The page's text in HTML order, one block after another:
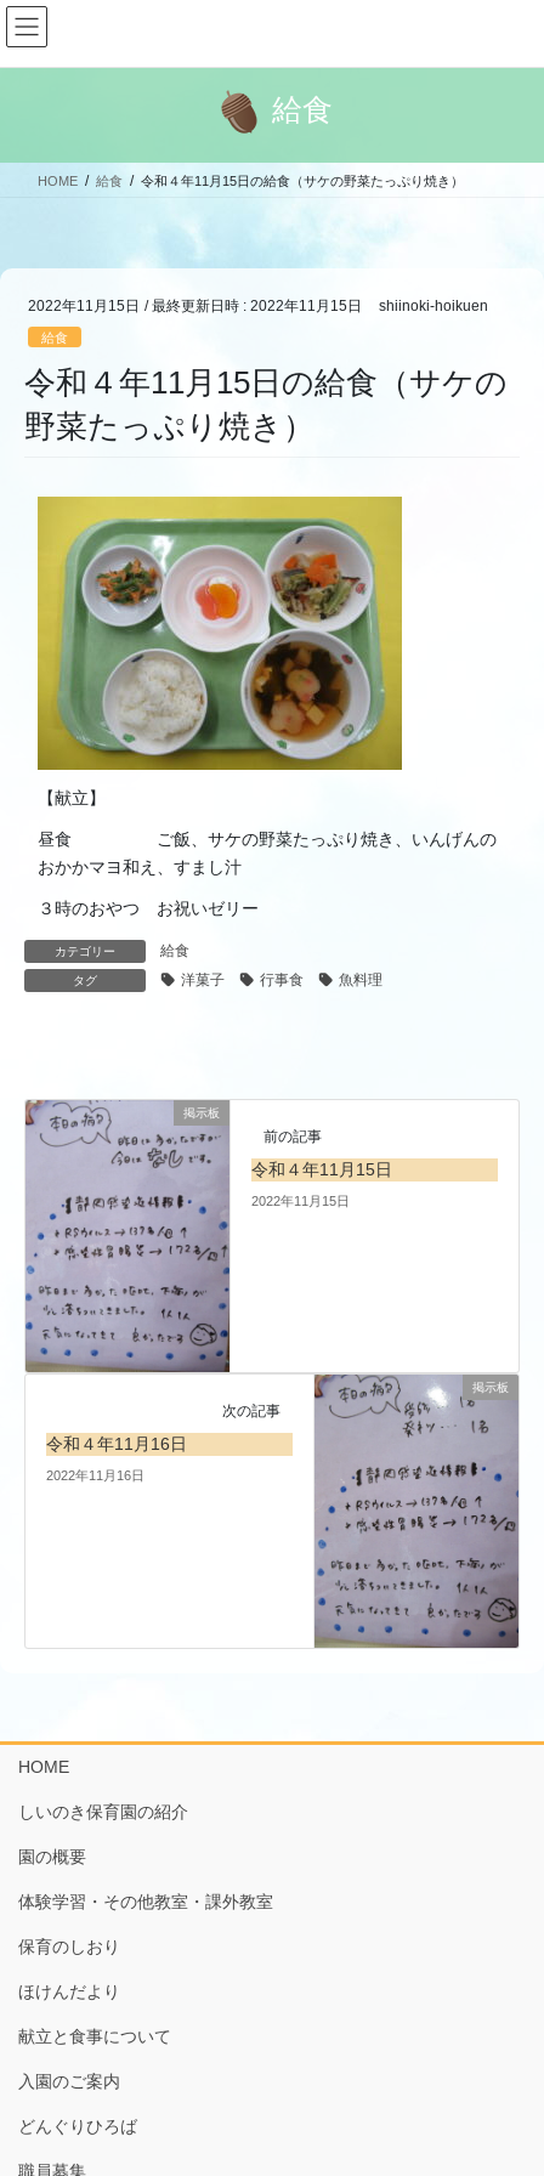
コ
ン
ス
ナ
ビ
ン
給食
HOME 給食 令和４年11月15日の給食（サケの野菜たっぷり焼き）
2022年11月15日 / 最終更新日時 : 2022年11月15日 shiinoki-hoikuen
給食
令和４年11月15日の給食（サケの
野菜たっぷり焼き）
【献立】
昼食 ご飯、サケの野菜たっぷり焼き、いんげんの
おかかマヨ和え、すまし汁
３時のおやつ お祝いゼリー
カテゴリー 給食
タグ 洋菓子 行事食 魚料理
掲示板
前の記事
令和４年11月15日
2022年11月15日
掲示板
次の記事
令和４年11月16日
2022年11月16日
HOME
しいのき保育園の紹介
園の概要
体験学習・その他教室・課外教室
保育のしおり
ほけんだより
献立と食事について
入園のご案内
どんぐりひろば
職員募集